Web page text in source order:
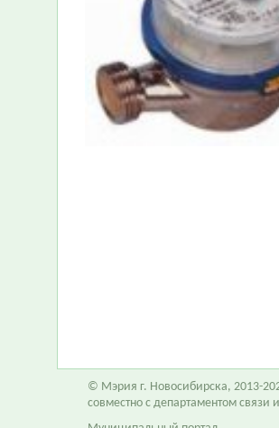
© Мэрия г. Новосибирска, 2013-
совместно с департаментом